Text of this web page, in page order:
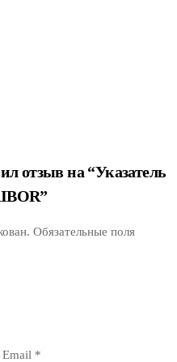
отзыв на “Указатель
Обязательные поля
Email *